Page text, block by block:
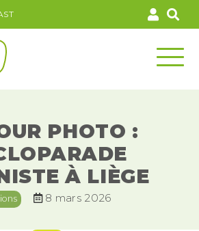
PHOTO :
À LIÈGE
8 mars 2026